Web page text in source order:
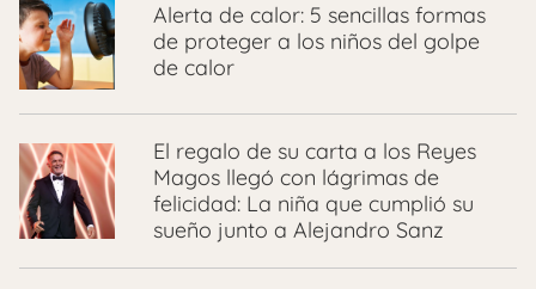
Alerta de calor: 5 sencillas formas
de proteger a los niños del golpe
de calor
El regalo de su carta a los Reyes
Magos llegó con lágrimas de
felicidad: La niña que cumplió su
sueño junto a Alejandro Sanz